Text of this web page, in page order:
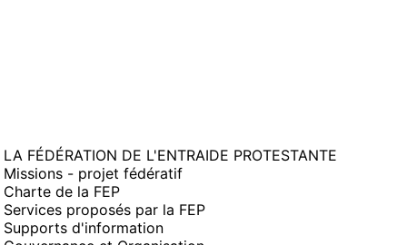
LA FÉDÉRATION DE L'ENTRAIDE PROTESTANTE
Missions - projet fédératif
Charte de la FEP
Services proposés par la FEP
Supports d'information